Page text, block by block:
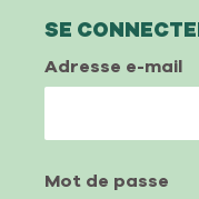
SE
Adresse e-mail
Mot de passe